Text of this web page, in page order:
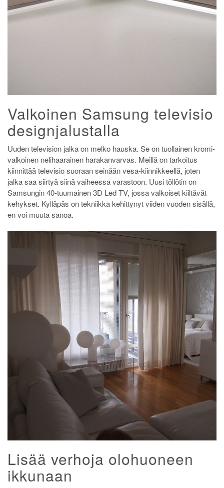
Valkoinen Samsung televisio
designjalustalla
Uuden television jalka on melko hauska. Se on tuollainen kromi-
valkoinen nelihaarainen harakanvarvas. Meillä on tarkoitus
kiinnittää televisio suoraan seinään vesa-kiinnikkeellä, joten
jalka saa siirtyä siinä vaiheessa varastoon. Uusi töllötin on
Samsungin 40-tuumainen 3D Led TV, jossa valkoiset kiiltävät
kehykset. Kylläpäs on tekniikka kehittynyt viiden vuoden sisällä,
en voi muuta sanoa.
Lisää verhoja olohuoneen
ikkunaan